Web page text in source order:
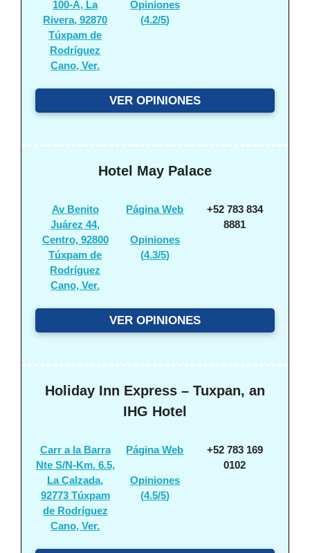
100-A, La
Rivera, 92870
Túxpam de
Rodríguez
Cano, Ver.
Opiniones
(4.2/5)
VER OPINIONES
Hotel May Palace
Av Benito
Juárez 44,
Centro, 92800
Túxpam de
Rodríguez
Cano, Ver.
Página Web
Opiniones
(4.3/5)
+52 783 834
8881
VER OPINIONES
Holiday Inn Express – Tuxpan, an
IHG Hotel
Carr a la Barra
Nte S/N-Km. 6.5,
La Calzada,
92773 Túxpam
de Rodríguez
Cano, Ver.
Página Web
Opiniones
(4.5/5)
+52 783 169
0102